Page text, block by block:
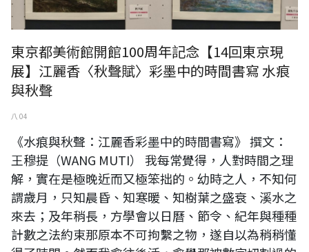
東京都美術館開館100周年記念【14回東京現
展】江麗香〈秋聲賦〉彩墨中的時間書寫 水痕
與秋聲
八 04
《水痕與秋聲：江麗香彩墨中的時間書寫》 撰文：
王穆提（WANG MUTI） 我每常覺得，人對時間之理
解，實在是極晚近而又極笨拙的。幼時之人，不知何
謂歲月，只知晨昏、知寒暖、知樹葉之盛衰、溪水之
來去；及年稍長，方學會以日曆、節令、紀年與種種
計數之法約束那原本不可拘繫之物，遂自以為稍稍懂